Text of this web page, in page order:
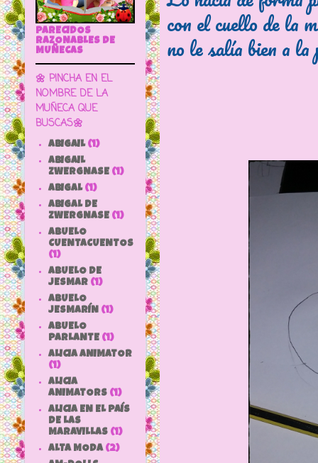
con el cuello de la
no le salía bien a
PARECIDOS
RAZONABLES DE
MUÑECAS
🌼 PINCHA EN EL
NOMBRE DE LA
MUÑECA QUE
BUSCAS🌼
ABIGAIL (1)
ABIGAIL
ZWERGNASE (1)
ABIGAL (1)
ABIGAL DE
ZWERGNASE (1)
ABUELO
CUENTACUENTOS
(1)
ABUELO DE
JESMAR (1)
ABUELO
JESMARÍN (1)
ABUELO
PARLANTE (1)
ALICIA ANIMATOR
(1)
ALICIA
ANIMATORS (1)
ALICIA EN EL PAÍS
DE LAS
MARAVILLAS (1)
ALTA MODA (2)